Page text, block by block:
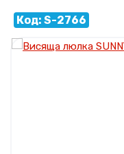
Код: S-2766